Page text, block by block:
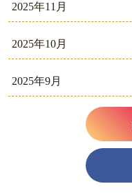
2025年11月
2025年10月
2025年9月